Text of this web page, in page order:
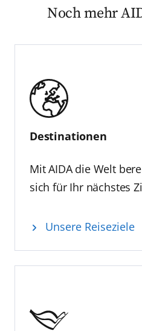
Noch mehr
Destinationen
Mit AIDA die Welt
sich für Ihr nächstes
Unsere Reiseziele